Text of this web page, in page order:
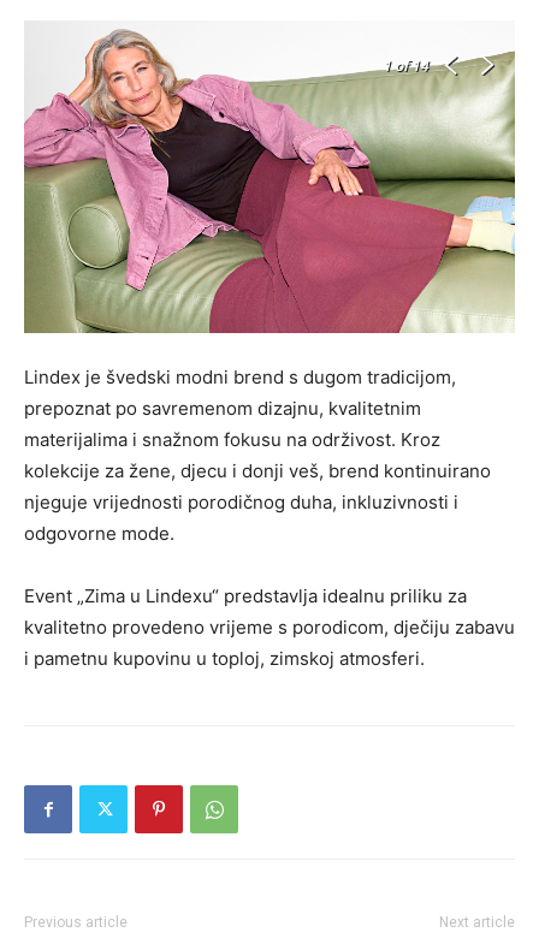
1of 14
Lindex je švedski modni brend s dugom tradicijom,
prepoznat po savremenom dizajnu, kvalitetnim
materijalima i snažnom fokusu na održivost. Kroz
kolekcije za žene, djecu i donji veš, brend kontinuirano
njeguje vrijednosti porodičnog duha, inkluzivnosti i
odgovorne mode.
Event „Zima u Lindexu“ predstavlja idealnu priliku za
kvalitetno provedeno vrijeme s porodicom, dječiju zabavu
i pametnu kupovinu u toploj, zimskoj atmosferi.
Previous article Next article